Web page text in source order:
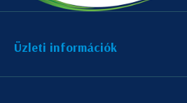
Üzleti információk